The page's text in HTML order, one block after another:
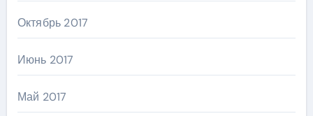
Октябрь 2017
Июнь 2017
Май 2017